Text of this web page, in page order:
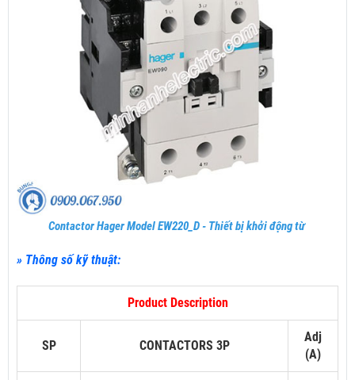
Contactor Hager Model EW220_D - Thiết bị khởi động từ
» Thông số kỹ thuật:
Product Description
SP CONTACTORS 3P
Adj
(A)